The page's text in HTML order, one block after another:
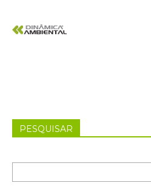
PESQUISAR